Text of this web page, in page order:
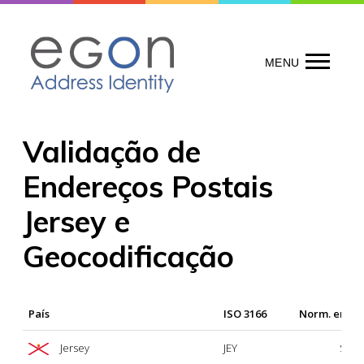
content
MENU
Validação de
Endereços Postais
Jersey e
Geocodificação
País ISO 3166 Norm.
Jersey JEY Sí